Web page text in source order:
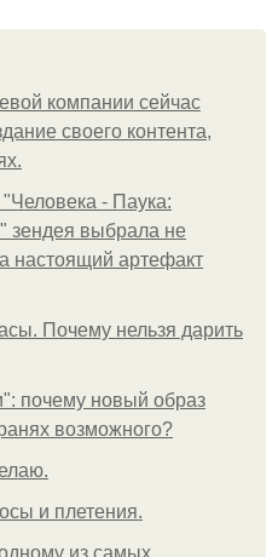
компании сейчас
своего контента,
- Паука:
выбрала не
настоящий артефакт
Почему нельзя дарить
почему новый образ
возможного?
и плетения.
из самых